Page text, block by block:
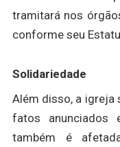
tramitará nos
conforme seu
Solidariedade
Além disso, a igreja
fatos
também é